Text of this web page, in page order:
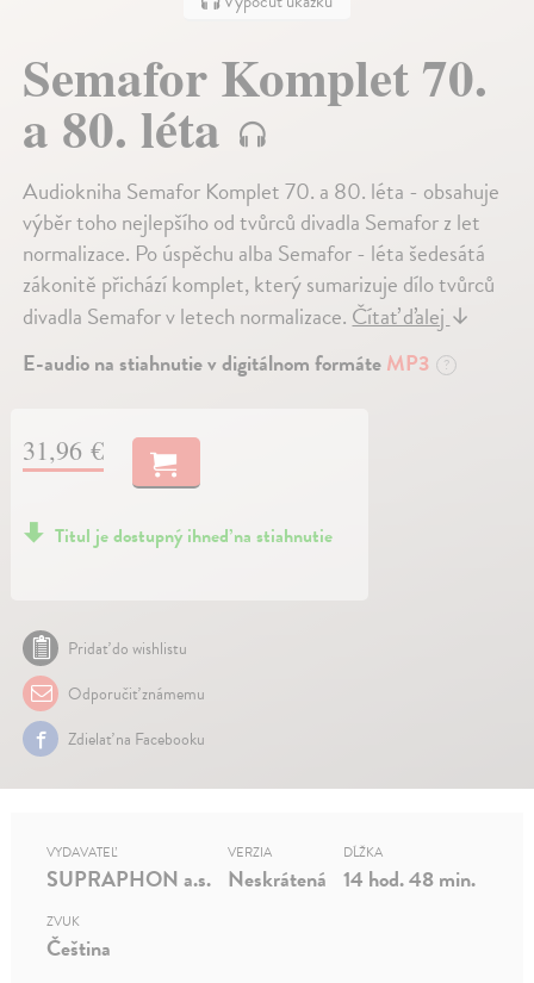
Semafor Komplet 70.
a 80. léta
Audiokniha Semafor Komplet 70. a 80. léta - obsahuje
výběr toho nejlepšího od tvůrců divadla Semafor z let
normalizace. Po úspěchu alba Semafor - léta šedesátá
zákonitě přichází komplet, který sumarizuje dílo tvůrců
divadla Semafor v letech normalizace.Čítať ďalej↓
E-audio na stiahnutie v digitálnom formáteMP3 ?
31,96 €
Titul je dostupný ihneď na stiahnutie
Pridať do wishlistu
Odporučiť známemu
Zdielať na Facebooku
VYDAVATEĽ
SUPRAPHON a.s.
VERZIA
Neskrátená
DĹŽKA
14 hod. 48 min.
ZVUK
Čeština